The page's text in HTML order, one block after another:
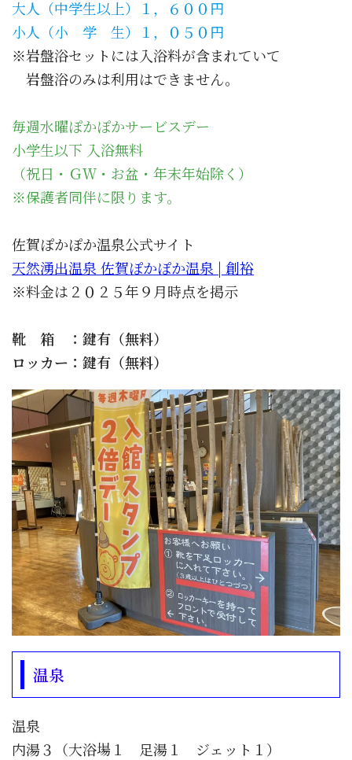
大人（中学生以上）１，６００円
小人（小 学 生）１，０５０円
※岩盤浴セットには入浴料が含まれていて
岩盤浴のみは利用はできません。
毎週水曜ぽかぽかサービスデー
小学生以下 入浴無料
（祝日・ＧＷ・お盆・年末年始除く）
※保護者同伴に限ります。
佐賀ぽかぽか温泉公式サイト
天然湧出温泉 佐賀ぽかぽか温泉 | 創裕
※料金は２０２５年９月時点を掲示
靴 箱 ：鍵有（無料）
ロッカー：鍵有（無料）
温泉
温泉
内湯３（大浴場１ 足湯１ ジェット１）